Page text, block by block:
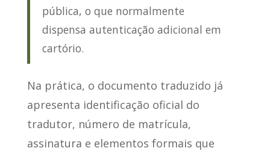
pública, o que normalmente
dispensa autenticação adicional em
cartório.
Na prática, o documento traduzido já
apresenta identificação oficial do
tradutor, número de matrícula,
assinatura e elementos formais que